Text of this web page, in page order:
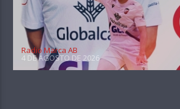
Radio Marca AB
4 DE AGOSTO DE 2026